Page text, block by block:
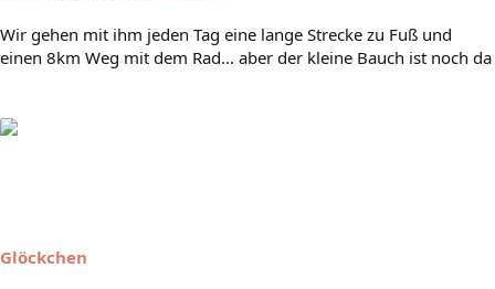
Wir gehen mit ihm jeden Tag eine lange Strecke zu Fuß und
einen 8km Weg mit dem Rad... aber der kleine Bauch ist noch da
Glöckchen